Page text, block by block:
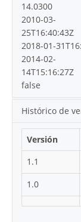
14.0300
2010-03-
25T16:40:43Z
2018-01-
2014-02-
14T15:16:27Z
false
Histórico de
Versión
1.1
1.0